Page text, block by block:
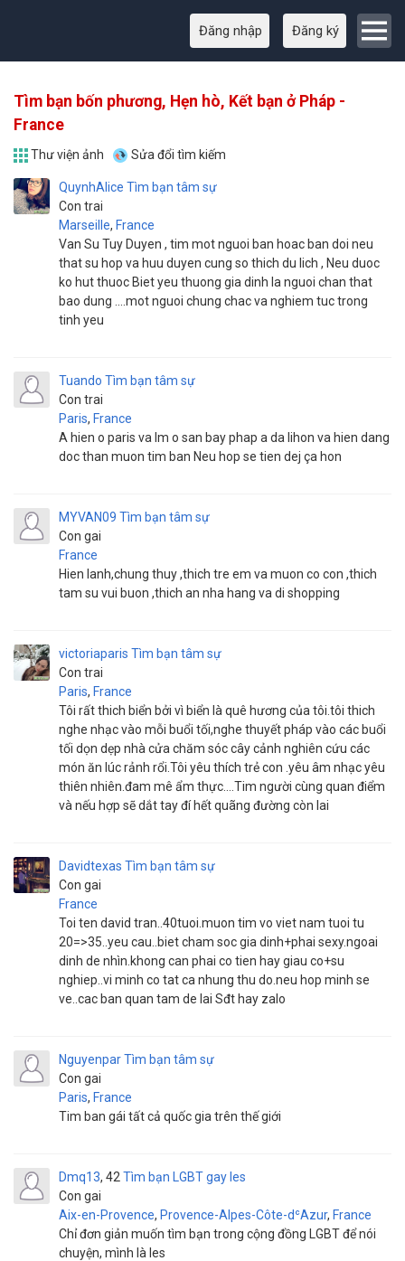
Đăng nhập Đăng ký
Tìm bạn bốn phương, Hẹn hò, Kết bạn ở Pháp -
France
Thư viện ảnh Sửa đổi tìm kiếm
QuynhAlice
Con trai
Marseille, France
Tìm bạn tâm sự
Van Su Tuy Duyen , tim mot nguoi ban hoac ban doi neu
that su hop va huu duyen cung so thich du lich , Neu duoc
ko hut thuoc Biet yeu thuong gia dinh la nguoi chan that
bao dung ....mot nguoi chung chac va nghiem tuc trong
tinh yeu
Tuando
Con trai
Paris, France
Tìm bạn tâm sự
A hien o paris va lm o san bay phap a da lihon va hien dang
doc than muon tim ban Neu hop se tien dej ça hon
MYVAN09
Con gai
France
Tìm bạn tâm sự
Hien lanh,chung thuy ,thich tre em va muon co con ,thich
tam su vui buon ,thich an nha hang va di shopping
victoriaparis
Con trai
Paris, France
Tìm bạn tâm sự
Tôi rất thich biển bởi vì biển là quê hương của tôi.tôi thich
nghe nhạc vào mỗi buổi tối,nghe thuyết pháp vào các buổi
tối dọn dẹp nhà cửa chăm sóc cây cảnh nghiên cứu các
món ăn lúc rảnh rổi.Tôi yêu thích trẻ con .yêu âm nhạc yêu
thiên nhiên.đam mê ẩm thực....Tim người cùng quan điểm
và nếu hợp sẽ dắt tay đí hết quãng đường còn lai
Davidtexas
Con gai
France
Tìm bạn tâm sự
Toi ten david tran..40tuoi.muon tim vo viet nam tuoi tu
20=>35..yeu cau..biet cham soc gia dinh+phai sexy.ngoai
dinh de nhìn.khong can phai co tien hay giau co+su
nghiep..vi minh co tat ca nhung thu do.neu hop minh se
ve..cac ban quan tam de lai Sđt hay zalo
Nguyenpar
Con gai
Paris, France
Tìm bạn tâm sự
Tim ban gái tất cả quốc gia trên thế giới
Dmq13
Con gai
42
Aix-en-Provence, Provence-Alpes-Côte-dʿAzur, France
Tìm bạn LGBT gay les
Chỉ đơn giản muốn tìm bạn trong cộng đồng LGBT để nói
chuyện, mình là les